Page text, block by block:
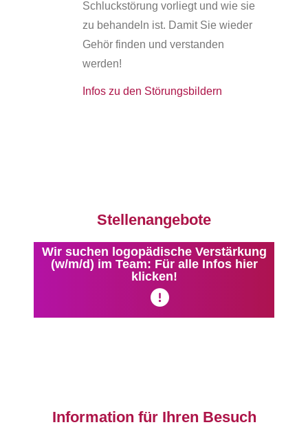
Schluckstörung vorliegt und wie sie
zu behandeln ist. Damit Sie wieder
Gehör finden und verstanden
werden!
Infos zu den Störungsbildern
Stellenangebote
Wir suchen logopädische Verstärkung
(w/m/d) im Team: Für alle Infos hier
klicken!
Information für Ihren Besuch